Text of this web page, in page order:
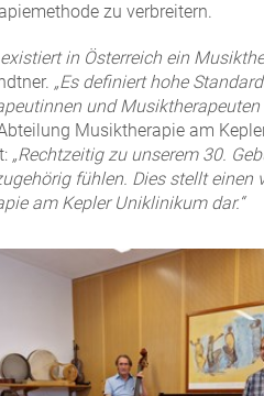
zu verbreitern.
in Österreich ein
„Es definiert hohe
und Musiktherapeuten
Musiktherapie am
„Rechtzeitig zu unserem 30.
fühlen. Dies stellt einen
am Kepler Uniklinikum dar.“